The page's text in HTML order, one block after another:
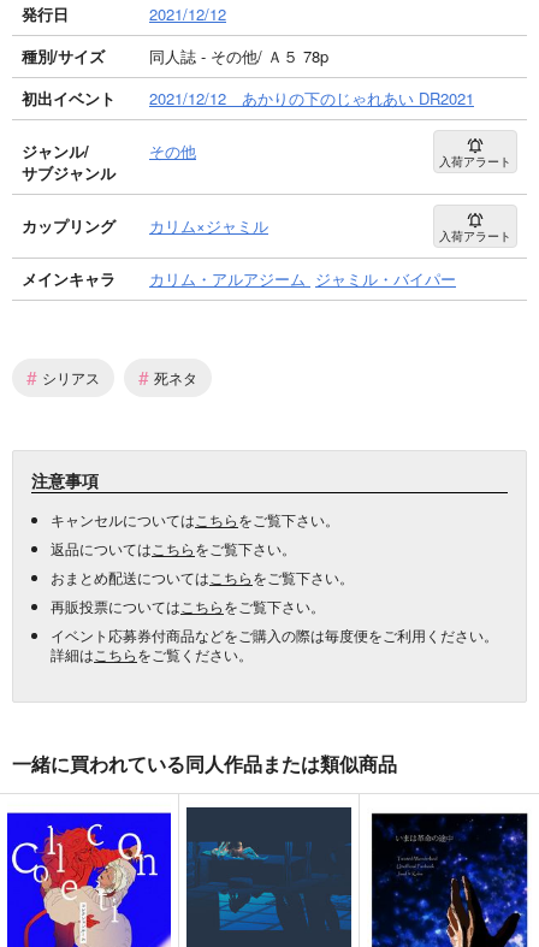
発行日
2021/12/12
種別/サイズ
同人誌 - その他/ Ａ５ 78p
初出イベント
2021/12/12 あかりの下のじゃれあい DR2021
ジャンル/
サブジャンル
その他 入荷アラート
カップリング カリム×ジャミル 入荷アラート
メインキャラ カリム・アルアジーム ジャミル・バイパー
# シリアス # 死ネタ
注意事項
キャンセルについては こちらをご覧下さい。
返品については こちらをご覧下さい。
おまとめ配送については こちらをご覧下さい。
再販投票については こちらをご覧下さい。
イベント応募券付商品などをご購入の際は毎度便をご利用ください。
詳細は こちらをご覧ください。
一緒に買われている同人作品または類似商品